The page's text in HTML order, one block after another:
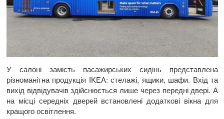
У салоні замість пасажирських сидінь представлена
різноманітна продукція IKEA: стелажі, ящики, шафи. Вхід та
вихід відвідувачів здійснюється лише через передні двері. А
на місці середніх дверей встановлені додаткові вікна для
кращого освітлення.